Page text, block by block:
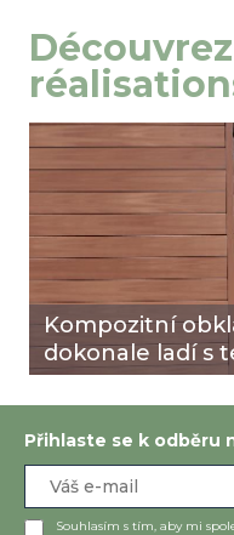
Kompozitní
dokonale ladí s
Image
zobrazit
Přihlaste se k odběru
Souhlasím s tím, aby mi